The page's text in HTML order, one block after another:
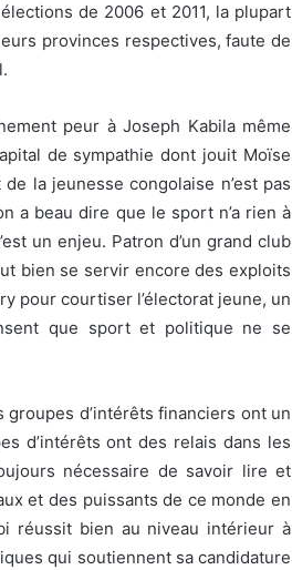
de 2006 et 2011, la plupart
provinces respectives, faute de
peur à Joseph Kabila même
de sympathie dont jouit Moïse
la jeunesse congolaise n’est pas
a beau dire que le sport n’a rien à
un enjeu. Patron d’un grand club
bien se servir encore des exploits
pour courtiser l’électorat jeune, un
que sport et politique ne se
groupes d’intérêts financiers ont un
d’intérêts ont des relais dans les
nécessaire de savoir lire et
et des puissants de ce monde en
réussit bien au niveau intérieur à
qui soutiennent sa candidature